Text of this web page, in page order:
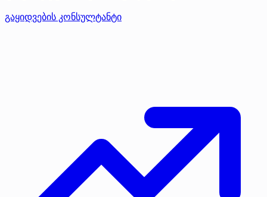
გაყიდვების კონსულტანტი